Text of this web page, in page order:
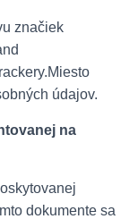
značiek
údajov.
na
dokumente sa